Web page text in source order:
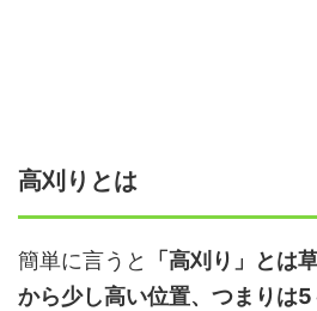
高刈りとは
簡単に言うと
「高刈り」とは
から少し高い位置、つまりは